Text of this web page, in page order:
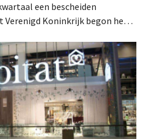
een bescheiden
Koninkrijk begon het
Heron Foods vingen de daling